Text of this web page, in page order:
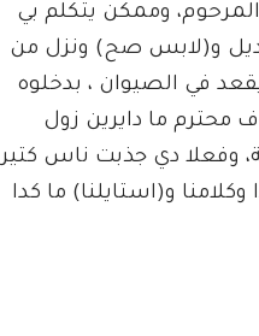
وممكن يتكلم بي
و(لابس صح) ونزل من
في الصيوان ، بدخلوه
محترم ما دايرين زول
وفعلا دي جذبت ناس كتير
و(استايلنا) ما كدا